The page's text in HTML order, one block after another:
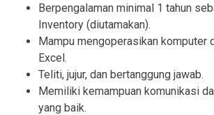
Berpengalaman minimal 1 tahun
Inventory (diutamakan).
Mampu mengoperasikan komputer
Excel.
Teliti, jujur, dan bertanggung jawab.
Memiliki kemampuan komunikasi
yang baik.